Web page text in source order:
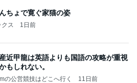
ちょで寛ぐ家猫の姿
ス 1日前
近甲龍は英語よりも国語の攻略が重視
もしれない。
の公営競技はどこへ行く 11日前